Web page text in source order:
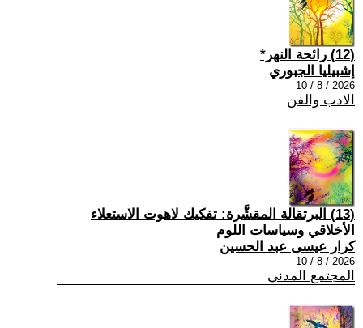
(12) رائحة النهر*
إشبيليا الجبوري
2026 / 8 / 10
الادب والفن
(13) البرتقالة المقشَّرة: تفكيك لاهوت الاستعلاء
الأخلاقي وسياسات اللوم
كرار عيسى عبد الحسين
2026 / 8 / 10
المجتمع المدني